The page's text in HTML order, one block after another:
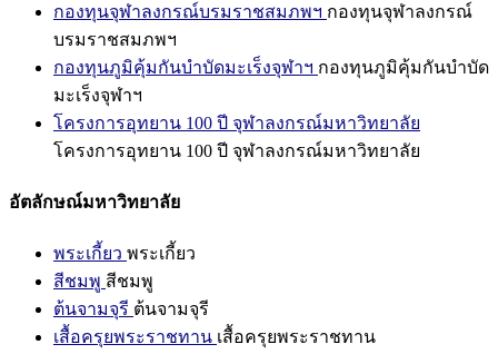
กองทุนจุฬาลงกรณ์บรมราชสมภพฯ กองทุนจุฬาลงกรณ์
บรมราชสมภพฯ
กองทุนภูมิคุ้มกันบำบัดมะเร็งจุฬาฯ กองทุนภูมิคุ้มกันบำบัด
มะเร็งจุฬาฯ
โครงการอุทยาน 100 ปี จุฬาลงกรณ์มหาวิทยาลัย
โครงการอุทยาน 100 ปี จุฬาลงกรณ์มหาวิทยาลัย
อัตลักษณ์มหาวิทยาลัย
พระเกี้ยว พระเกี้ยว
สีชมพู สีชมพู
ต้นจามจุรี ต้นจามจุรี
เสื้อครุยพระราชทาน เสื้อครุยพระราชทาน